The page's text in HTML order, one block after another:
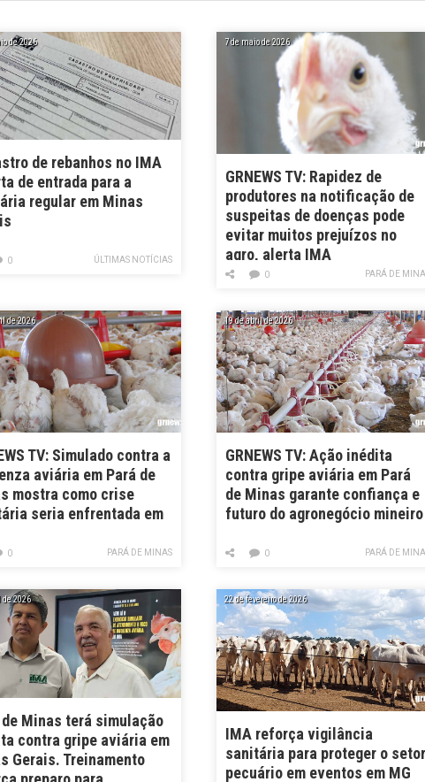
de 2026
de rebanhos no IMA
de entrada para a
regular em Minas
ÚLTIMAS NOTÍCIAS
0
7 de maio de 2026
GRNEWS TV: Rapidez de
produtores na notificação de
suspeitas de doenças pode
evitar muitos prejuízos no
agro, alerta IMA
PARÁ DE
0
de 2026
TV: Simulado contra a
aviária em Pará de
mostra como crise
seria enfrentada em
PARÁ DE MINAS
0
19 de abril de 2026
GRNEWS TV: Ação inédita
contra gripe aviária em Pará
de Minas garante confiança e
futuro do agronegócio mineiro
PARÁ DE
0
de 2026
de Minas terá simulação
contra gripe aviária em
Gerais. Treinamento
22 de fevereiro de 2026
IMA reforça vigilância
sanitária para proteger o
pecuário em eventos em MG